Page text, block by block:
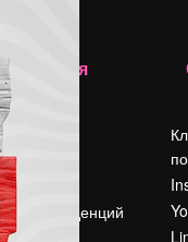
Компания
Цены
О нас
Reviews
Вакансии
Поиск тенденций
Блог